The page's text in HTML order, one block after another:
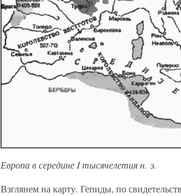
Европа в середине I тысячелетия н. э.
Взглянем на карту. Гепиды, по